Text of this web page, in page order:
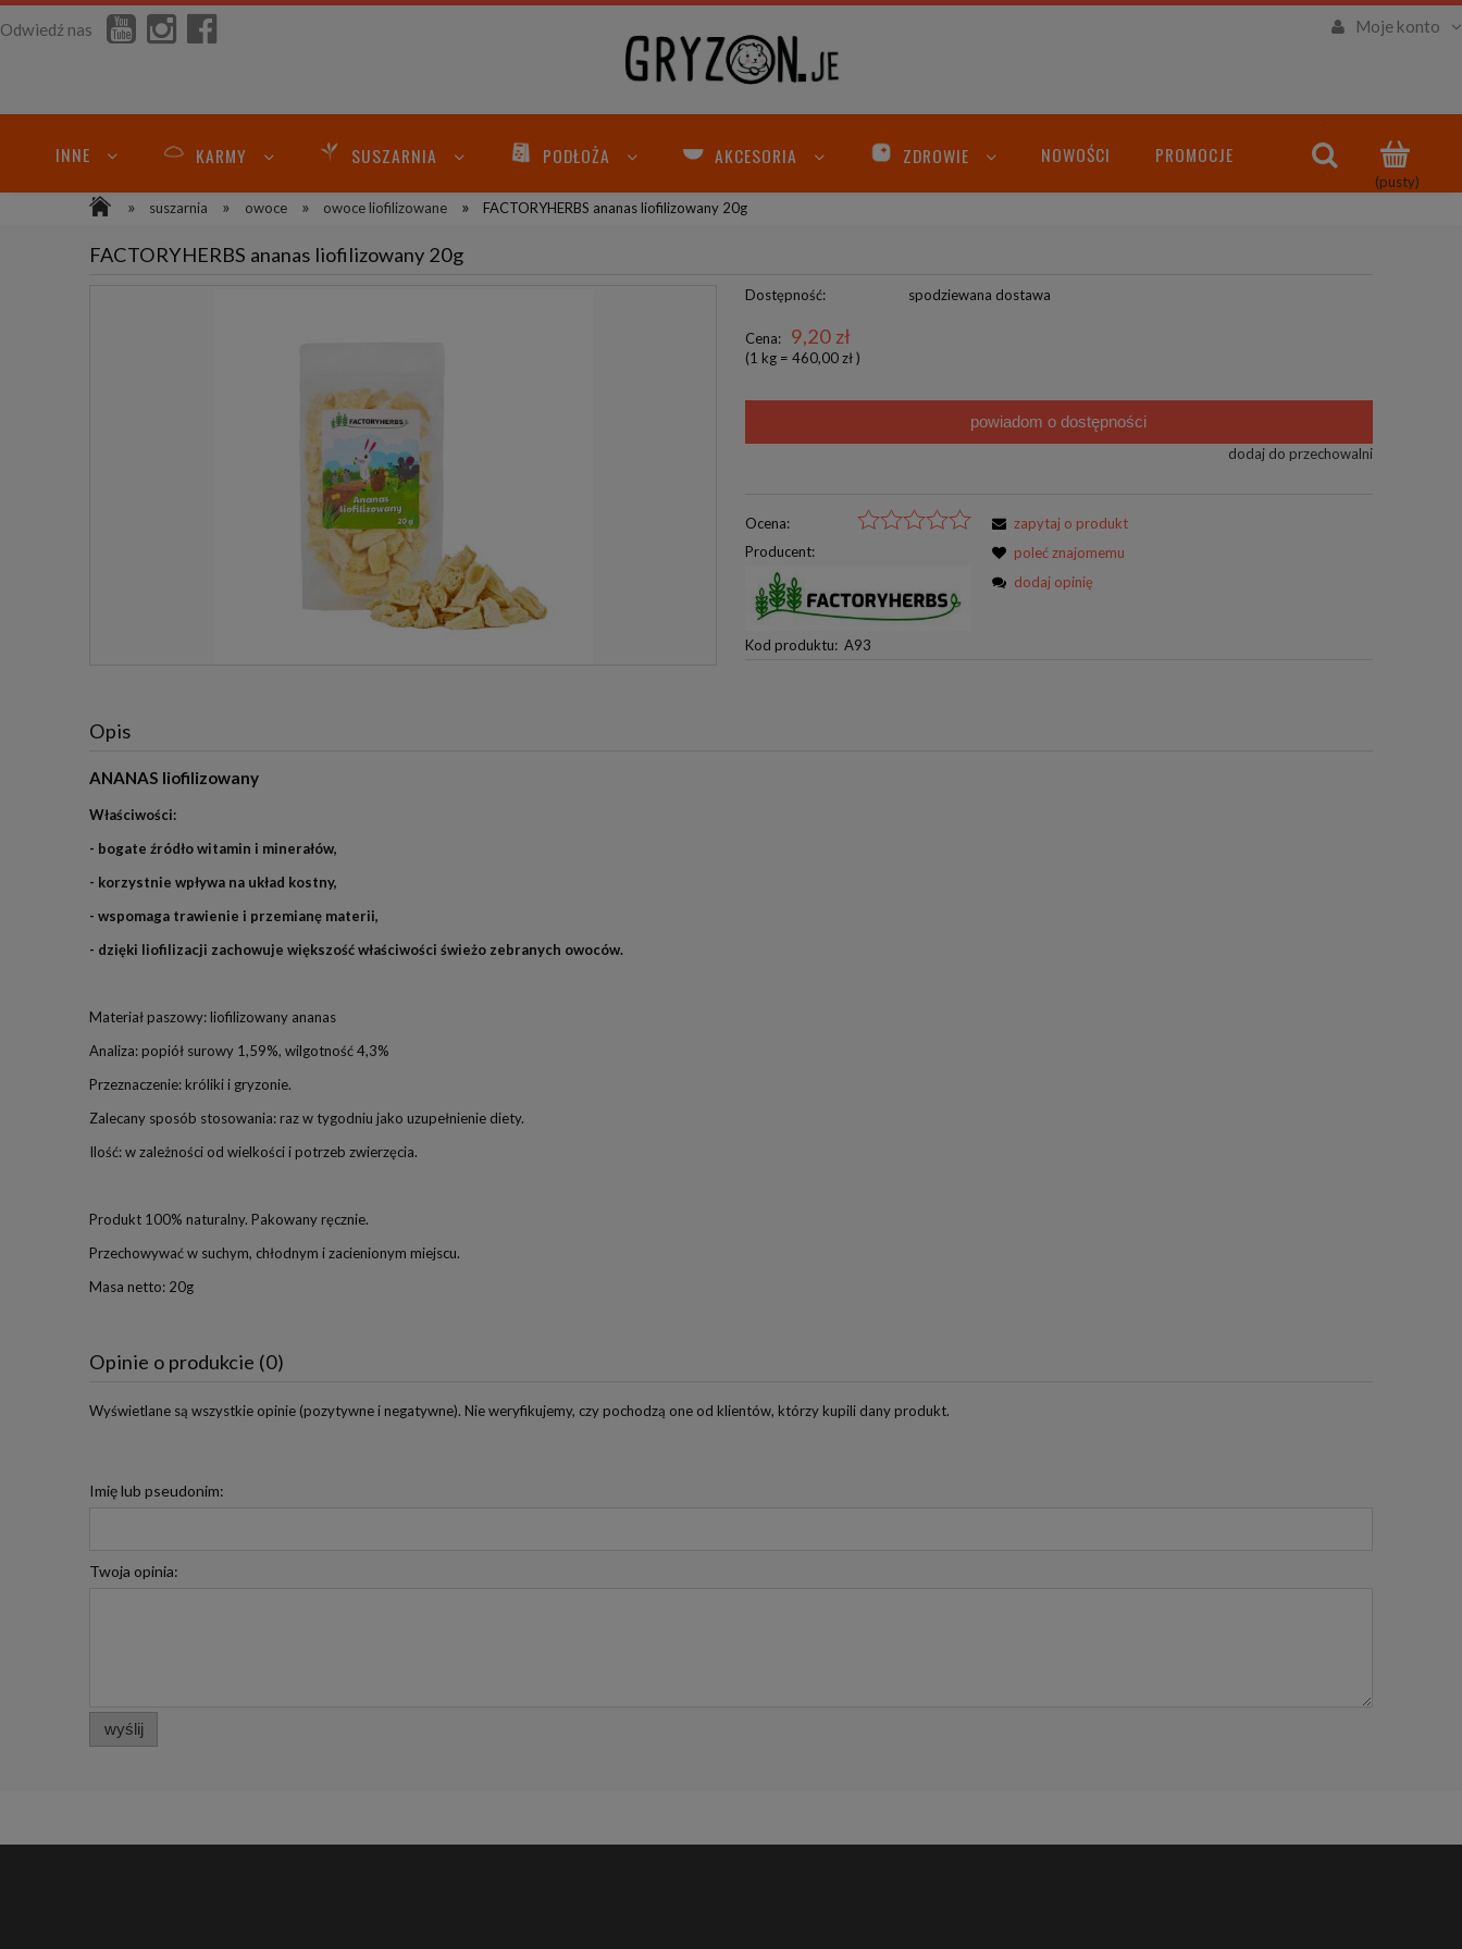
Odwiedź nas Moje konto
(pusty)
INNE KARMY SUSZARNIA PODŁOŻA AKCESORIA ZDROWIE NOWOŚCI PROMOCJE
» suszarnia » owoce » owoce liofilizowane » FACTORYHERBS ananas liofilizowany 20g
FACTORYHERBS ananas liofilizowany 20g
Dostępność: spodziewana dostawa
Cena: 9,20 zł
(1 kg= 460,00 zł)
powiadom o dostępności
dodaj do przechowalni
Ocena:
Producent:
Kod produktu: A93
zapytaj o produkt
poleć znajomemu
dodaj opinię
Opis
ANANAS liofilizowany
Właściwości:
- bogate źródło witamin i minerałów,
- korzystnie wpływa na układ kostny,
- wspomaga trawienie i przemianę materii,
- dzięki liofilizacji zachowuje większość właściwości świeżo zebranych owoców.
Materiał paszowy: liofilizowany ananas
Analiza: popiół surowy 1,59%, wilgotność 4,3%
Przeznaczenie: króliki i gryzonie.
Zalecany sposób stosowania: raz w tygodniu jako uzupełnienie diety.
Ilość: w zależności od wielkości i potrzeb zwierzęcia.
Produkt 100% naturalny. Pakowany ręcznie.
Przechowywać w suchym, chłodnym i zacienionym miejscu.
Masa netto: 20g
Opinie o produkcie (0)
Wyświetlane są wszystkie opinie (pozytywne i negatywne). Nie weryfikujemy, czy pochodzą one od klientów, którzy kupili dany produkt.
Imię lub pseudonim:
Twoja opinia:
wyślij